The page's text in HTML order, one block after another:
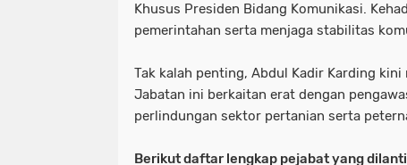
Khusus Presiden Bidang Komunikasi.
pemerintahan serta menjaga stabilitas
Tak kalah penting, Abdul Kadir Karding
Jabatan ini berkaitan erat dengan
perlindungan sektor pertanian serta
Berikut daftar lengkap pejabat yang